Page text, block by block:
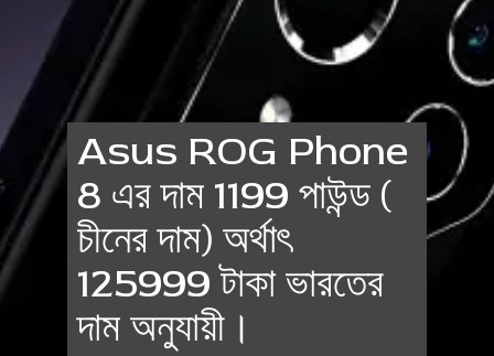
Asus ROG Phone
8 এর দাম 1199 পাউন্ড (
চীনের দাম) অর্থাৎ
125999 টাকা ভারতের
দাম অনুযায়ী।